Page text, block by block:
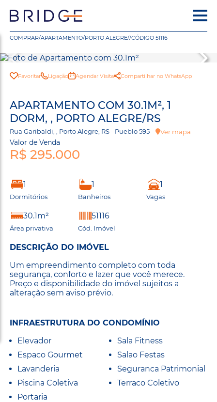
COMPRAR/APARTAMENTO/PORTO ALEGRE//CÓDIGO 51116
Favoritar Ligação Agendar Visita Compartilhar no WhatsApp
APARTAMENTO COM 30.1M², 1
DORM, , PORTO ALEGRE/RS
Rua Garibaldi, , Porto Alegre, RS - Pueblo 595 Ver mapa
Valor de Venda
R$ 295.000
1
Dormitórios
1
Banheiros
1
Vagas
30.1m²
Área privativa
51116
Cód. Imóvel
DESCRIÇÃO DO IMÓVEL
Um empreendimento completo com toda
segurança, conforto e lazer que você merece.
Preço e disponibilidade do imóvel sujeitos a
alteração sem aviso prévio.
INFRAESTRUTURA DO CONDOMÍNIO
Elevador
Espaco Gourmet
Lavanderia
Piscina Coletiva
Portaria
Sala Fitness
Salao Festas
Seguranca Patrimonial
Terraco Coletivo